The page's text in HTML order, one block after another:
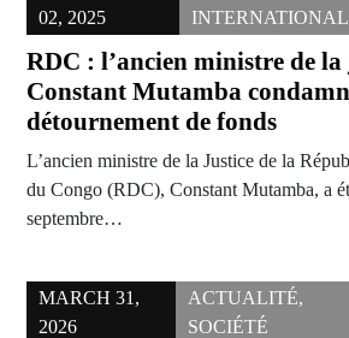
02, 2025
INTERNATIONAL
RDC : l’ancien ministre de la
Constant Mutamba
détournement de fonds
L’ancien ministre de la Justice de la
du Congo (RDC), Constant Mutamba, a
septembre…
MARCH 31,
2026
ACTUALITÉ,
SOCIÉTÉ